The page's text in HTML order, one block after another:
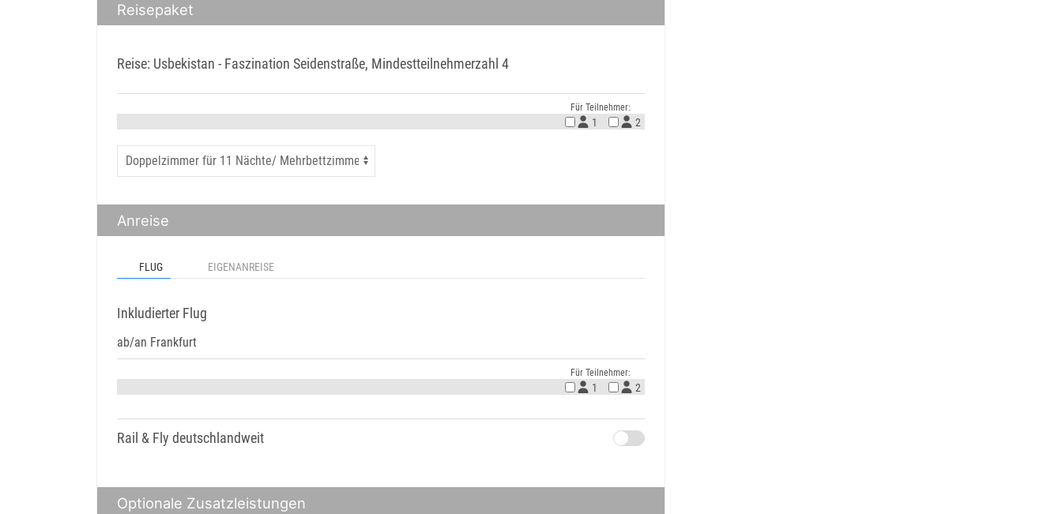
Reisepaket
Reise: Usbekistan - Faszination Seidenstraße, Mindestteilnehmerzahl 4
Für Teilnehmer:
1 2
Anreise
FLUG EIGENANREISE
Inkludierter Flug
ab/an Frankfurt
Für Teilnehmer:
1 2
Rail & Fly deutschlandweit
Optionale Zusatzleistungen